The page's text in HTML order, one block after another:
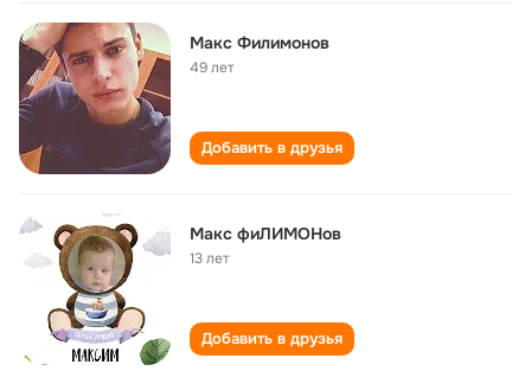
Макс Филимонов
49 лет
Добавить в друзья
Макс фиЛИМОНов
13 лет
Добавить в друзья